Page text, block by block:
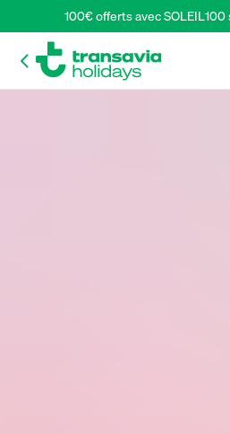
100€ offerts avec